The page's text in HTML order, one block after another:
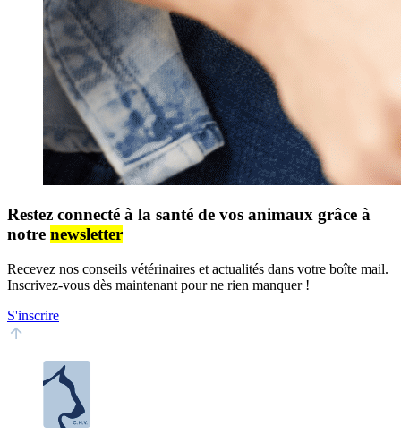
Restez connecté à la santé de vos animaux grâce à
notre newsletter
Recevez nos conseils vétérinaires et actualités dans votre boîte mail.
Inscrivez-vous dès maintenant pour ne rien manquer !
S'inscrire